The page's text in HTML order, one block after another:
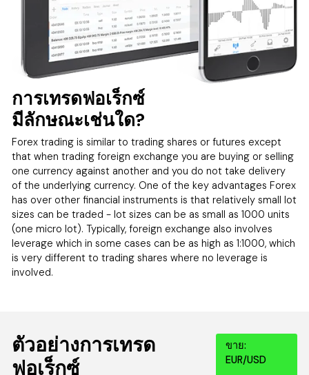
การเทรดฟอเร็กซ์
มีลักษณะเช่นใด?
Forex trading is similar to trading shares or futures except
that when trading foreign exchange you are buying or selling
one currency against another and you do not take delivery
of the underlying currency. One of the key advantages Forex
has over other financial instruments is that relatively small lot
sizes can be traded - lot sizes can be as small as 1000 units
(one micro lot). Typically, foreign exchange also involves
leverage which in some cases can be as high as 1:1000, which
is very different to trading shares where no leverage is
involved.
ตัวอย่างการเทรด
ฟอเร็กซ์
ขาย:
EUR/USD